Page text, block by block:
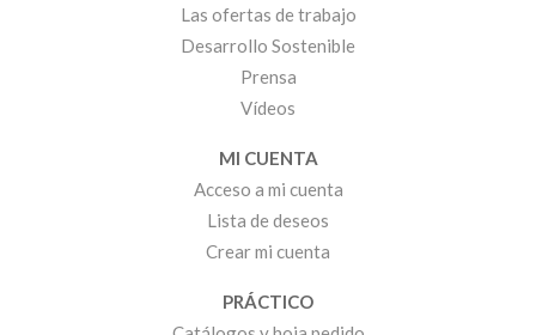
Las ofertas de trabajo
Desarrollo Sostenible
Prensa
Vídeos
MI CUENTA
Acceso a mi cuenta
Lista de deseos
Crear mi cuenta
PRÁCTICO